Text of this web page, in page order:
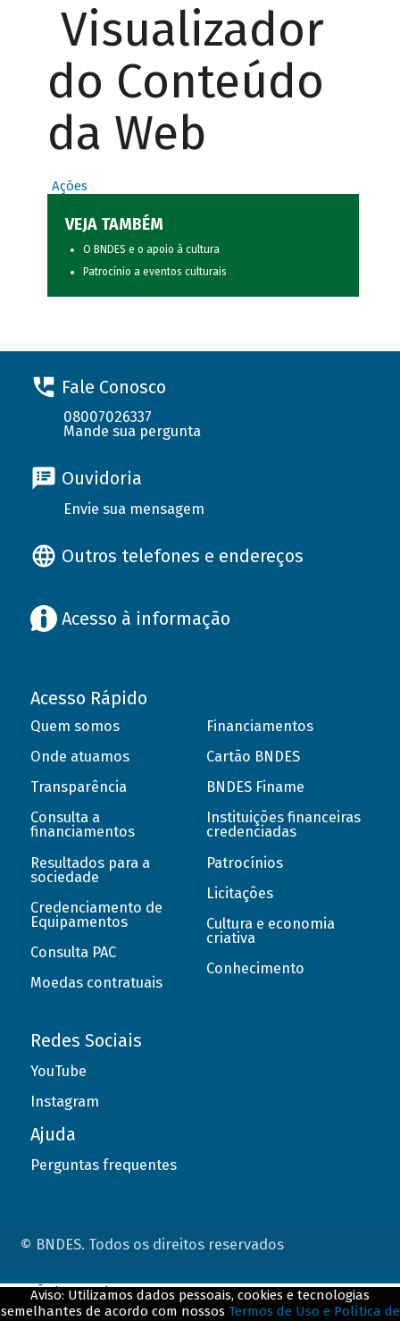
Visualizador
do Conteúdo
da Web
Ações
VEJA TAMBÉM
O BNDES e o apoio à cultura
Patrocínio a eventos culturais
Fale Conosco
08007026337
Mande sua pergunta
Ouvidoria
Envie sua mensagem
Outros telefones e endereços
Acesso à informação
Acesso Rápido
Quem somos
Onde atuamos
Transparência
Consulta a
financiamentos
Resultados para a
sociedade
Credenciamento de
Equipamentos
Consulta PAC
Moedas contratuais
Financiamentos
Cartão BNDES
BNDES Finame
Instituições financeiras
credenciadas
Patrocínios
Licitações
Cultura e economia
criativa
Conhecimento
Redes Sociais
YouTube
Instagram
Ajuda
Perguntas frequentes
© BNDES. Todos os direitos reservados
Aviso: Utilizamos dados pessoais, cookies e tecnologias
semelhantes de acordo com nossos Termos de Uso e Política de
ConteÃºdo complementar